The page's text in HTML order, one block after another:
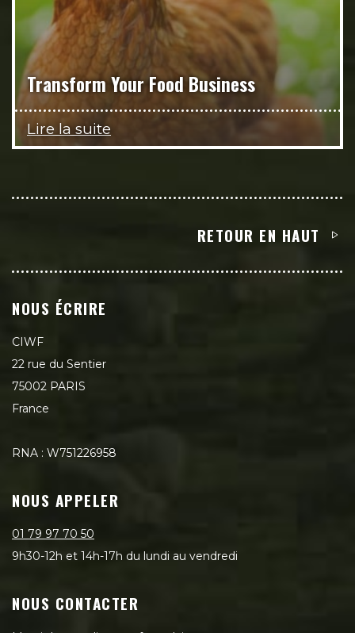
Transform Your Food Business
Lire la suite
RETOUR EN HAUT
NOUS ÉCRIRE
CIWF
22 rue du Sentier
75002 PARIS
France
RNA : W751226958
NOUS APPELER
01 79 97 70 50
9h30-12h et 14h-17h du lundi au vendredi
NOUS CONTACTER